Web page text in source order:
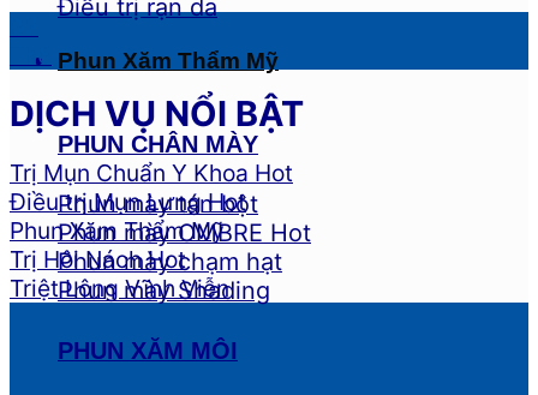
Điều trị rạn da
Phun Xăm Thẩm Mỹ
PHUN CHÂN MÀY
Phun mày tán bột
Phun mày OMBRE
Phun mày chạm hạt
Phun mày Shading
PHUN XĂM MÔI
Th6
DỊCH VỤ NỔI BẬT
Trị Mụn Chuẩn Y Khoa
Điều trị Mụn Lưng
Phun Xăm Thẩm Mỹ
Trị Hôi Nách
Triệt Lông Vĩnh Viễn